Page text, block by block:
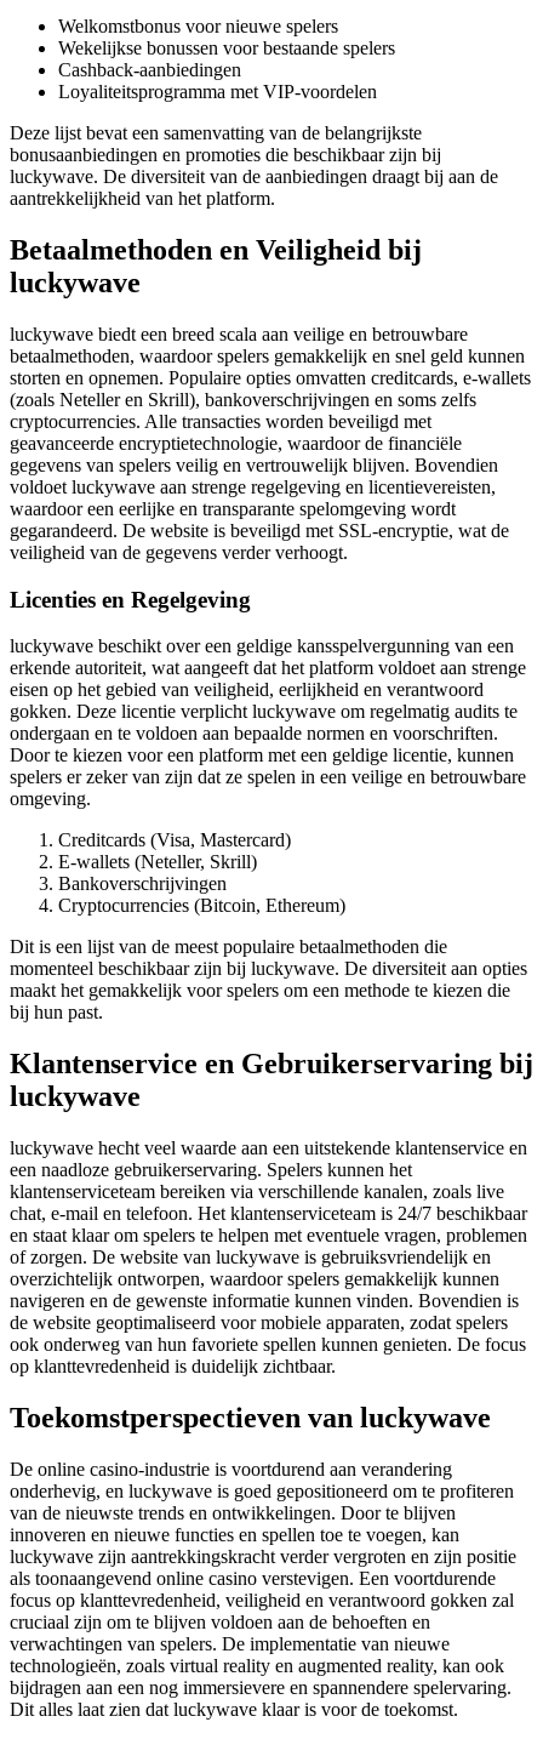
Welkomstbonus voor nieuwe spelers
Wekelijkse bonussen voor bestaande spelers
Cashback-aanbiedingen
Loyaliteitsprogramma met VIP-voordelen
Deze lijst bevat een samenvatting van de belangrijkste
bonusaanbiedingen en promoties die beschikbaar zijn bij
luckywave. De diversiteit van de aanbiedingen draagt bij aan de
aantrekkelijkheid van het platform.
Betaalmethoden en Veiligheid bij
luckywave
luckywave biedt een breed scala aan veilige en betrouwbare
betaalmethoden, waardoor spelers gemakkelijk en snel geld kunnen
storten en opnemen. Populaire opties omvatten creditcards, e-wallets
(zoals Neteller en Skrill), bankoverschrijvingen en soms zelfs
cryptocurrencies. Alle transacties worden beveiligd met
geavanceerde encryptietechnologie, waardoor de financiële
gegevens van spelers veilig en vertrouwelijk blijven. Bovendien
voldoet luckywave aan strenge regelgeving en licentievereisten,
waardoor een eerlijke en transparante spelomgeving wordt
gegarandeerd. De website is beveiligd met SSL-encryptie, wat de
veiligheid van de gegevens verder verhoogt.
Licenties en Regelgeving
luckywave beschikt over een geldige kansspelvergunning van een
erkende autoriteit, wat aangeeft dat het platform voldoet aan strenge
eisen op het gebied van veiligheid, eerlijkheid en verantwoord
gokken. Deze licentie verplicht luckywave om regelmatig audits te
ondergaan en te voldoen aan bepaalde normen en voorschriften.
Door te kiezen voor een platform met een geldige licentie, kunnen
spelers er zeker van zijn dat ze spelen in een veilige en betrouwbare
omgeving.
Creditcards (Visa, Mastercard)
E-wallets (Neteller, Skrill)
Bankoverschrijvingen
Cryptocurrencies (Bitcoin, Ethereum)
Dit is een lijst van de meest populaire betaalmethoden die
momenteel beschikbaar zijn bij luckywave. De diversiteit aan opties
maakt het gemakkelijk voor spelers om een methode te kiezen die
bij hun past.
Klantenservice en Gebruikerservaring bij
luckywave
luckywave hecht veel waarde aan een uitstekende klantenservice en
een naadloze gebruikerservaring. Spelers kunnen het
klantenserviceteam bereiken via verschillende kanalen, zoals live
chat, e-mail en telefoon. Het klantenserviceteam is 24/7 beschikbaar
en staat klaar om spelers te helpen met eventuele vragen, problemen
of zorgen. De website van luckywave is gebruiksvriendelijk en
overzichtelijk ontworpen, waardoor spelers gemakkelijk kunnen
navigeren en de gewenste informatie kunnen vinden. Bovendien is
de website geoptimaliseerd voor mobiele apparaten, zodat spelers
ook onderweg van hun favoriete spellen kunnen genieten. De focus
op klanttevredenheid is duidelijk zichtbaar.
Toekomstperspectieven van luckywave
De online casino-industrie is voortdurend aan verandering
onderhevig, en luckywave is goed gepositioneerd om te profiteren
van de nieuwste trends en ontwikkelingen. Door te blijven
innoveren en nieuwe functies en spellen toe te voegen, kan
luckywave zijn aantrekkingskracht verder vergroten en zijn positie
als toonaangevend online casino verstevigen. Een voortdurende
focus op klanttevredenheid, veiligheid en verantwoord gokken zal
cruciaal zijn om te blijven voldoen aan de behoeften en
verwachtingen van spelers. De implementatie van nieuwe
technologieën, zoals virtual reality en augmented reality, kan ook
bijdragen aan een nog immersievere en spannendere spelervaring.
Dit alles laat zien dat luckywave klaar is voor de toekomst.